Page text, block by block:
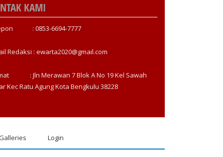
KAMI
: 0853-6694-7777
Redaksi : ewarta2020@gmail.com
: Jln Merawan 7 Blok A No 19 Kel Sawah
Kec Ratu Agung Kota Bengkulu 38228
Login